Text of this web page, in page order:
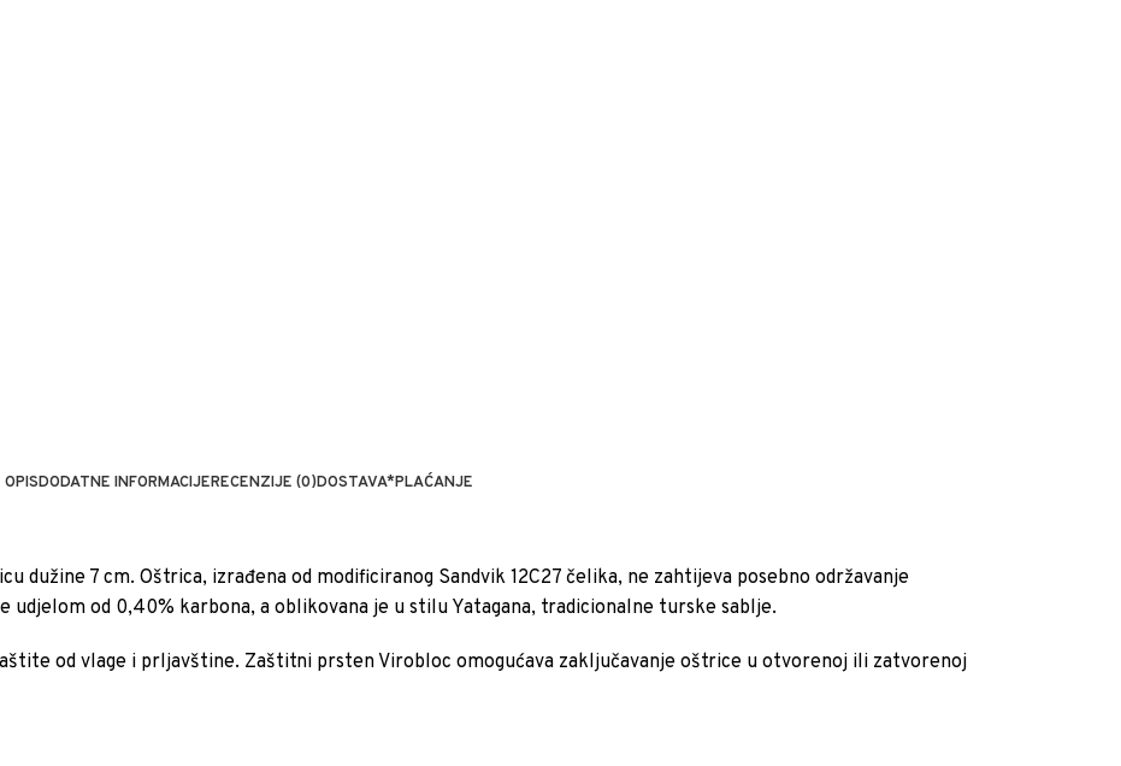
OPISDODATNE INFORMACIJERECENZIJE (0)DOSTAVA*PLAĆANJE
dužine 7 cm. Oštrica, izrađena od modificiranog Sandvik 12C27 čelika, ne zahtijeva posebno održavanje
od 0,40% karbona, a oblikovana je u stilu Yatagana, tradicionalne turske sablje.
od vlage i prljavštine. Zaštitni prsten Virobloc omogućava zaključavanje oštrice u otvorenoj ili zatvorenoj